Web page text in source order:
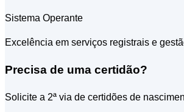
Sistema Operante
Excelência em serviços registrais e
Precisa de uma certidão?
Solicite a 2ª via de certidões de